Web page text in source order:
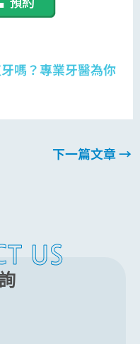
嗎？專業牙醫為你
下一篇文章→
US